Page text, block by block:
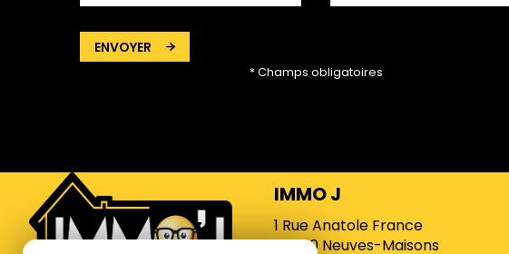
ENVOYER
* Champs obligatoires
IMMO J
1 Rue Anatole France
54230 Neuves-Maisons